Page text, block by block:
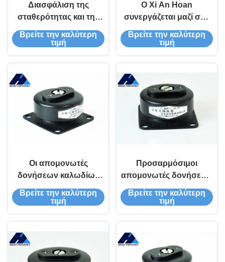
Διασφάλιση της
σταθερότητας και της
ακρίβειας του
εξοπλισμού με τους
Βρείτε την καλύτερη
τιμή
Ο Xi An Hoan
συνεργάζεται μαζί σας
για ένα περιβάλλον
χωρίς δονήσεις με τους
Βρείτε την καλύτερη
τιμή
Οι απομονωτές
δονήσεων καλωδίων
JZP-15 είναι η απόλυτη
λύση για την αμβλύνση
Βρείτε την καλύτερη
τιμή
Προσαρμόσιμοι
απομονωτές δονήσεων
καλωδίων JZP-13.5
μειώνουν τις δονήσεις
Βρείτε την καλύτερη
τιμή